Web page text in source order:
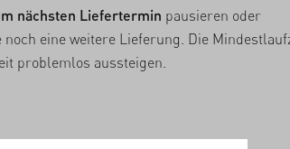
nächsten Liefertermin pausieren oder
eine weitere Lieferung. Die
problemlos aussteigen.